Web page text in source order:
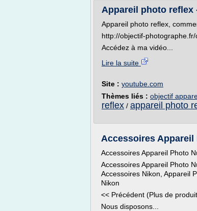
Appareil photo reflex
Appareil photo reflex,
http://objectif-photographe.fr/
Accédez à ma vidéo...
Lire la suite
Site : youtube.com
Thèmes liés : objectif
reflex / appareil photo
Accessoires Appareil
Accessoires Appareil Photo
Accessoires Appareil Photo
Accessoires Nikon, Appareil
Nikon
<< Précédent (Plus de
Nous disposons...